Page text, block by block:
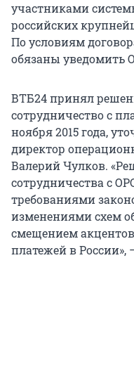
участниками
российских
По условиям
обязаны уведомить
ВТБ24 принял
сотрудничество с
ноября 2015 года,
директор
Валерий Чулков.
сотрудничества с
требованиями
изменениями схем
смещением
платежей в России»,